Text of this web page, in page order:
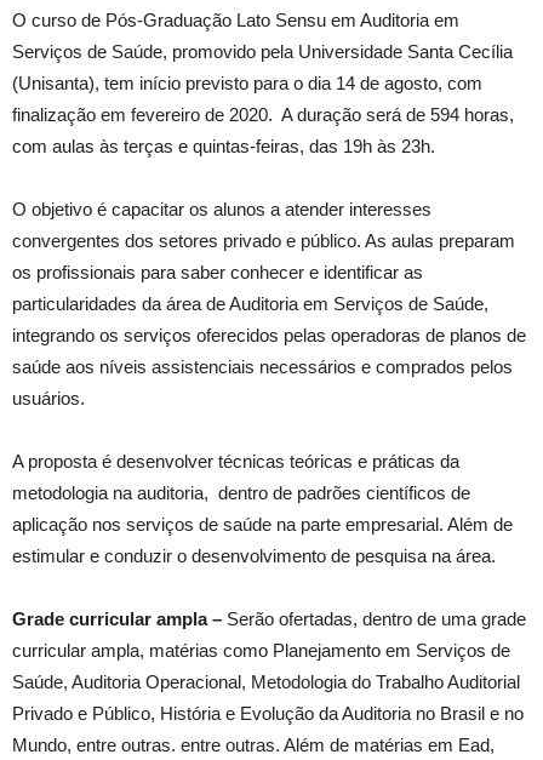
O curso de Pós-Graduação Lato Sensu em Auditoria em
Serviços de Saúde, promovido pela Universidade Santa Cecília
(Unisanta), tem início previsto para o dia 14 de agosto, com
finalização em fevereiro de 2020. A duração será de 594 horas,
com aulas às terças e quintas-feiras, das 19h às 23h.
O objetivo é capacitar os alunos a atender interesses
convergentes dos setores privado e público. As aulas preparam
os profissionais para saber conhecer e identificar as
particularidades da área de Auditoria em Serviços de Saúde,
integrando os serviços oferecidos pelas operadoras de planos de
saúde aos níveis assistenciais necessários e comprados pelos
usuários.
A proposta é desenvolver técnicas teóricas e práticas da
metodologia na auditoria, dentro de padrões científicos de
aplicação nos serviços de saúde na parte empresarial. Além de
estimular e conduzir o desenvolvimento de pesquisa na área.
Grade curricular ampla – Serão ofertadas, dentro de uma grade
curricular ampla, matérias como Planejamento em Serviços de
Saúde, Auditoria Operacional, Metodologia do Trabalho Auditorial
Privado e Público, História e Evolução da Auditoria no Brasil e no
Mundo, entre outras. entre outras. Além de matérias em Ead,